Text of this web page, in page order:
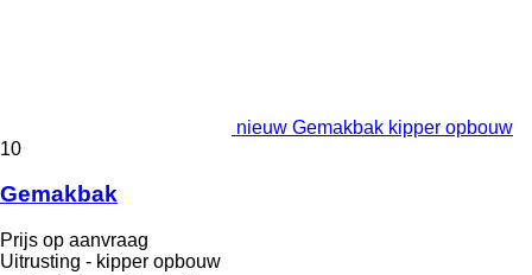
nieuw Gemakbak kipper opbouw
10
Gemakbak
Prijs op aanvraag
Uitrusting - kipper opbouw